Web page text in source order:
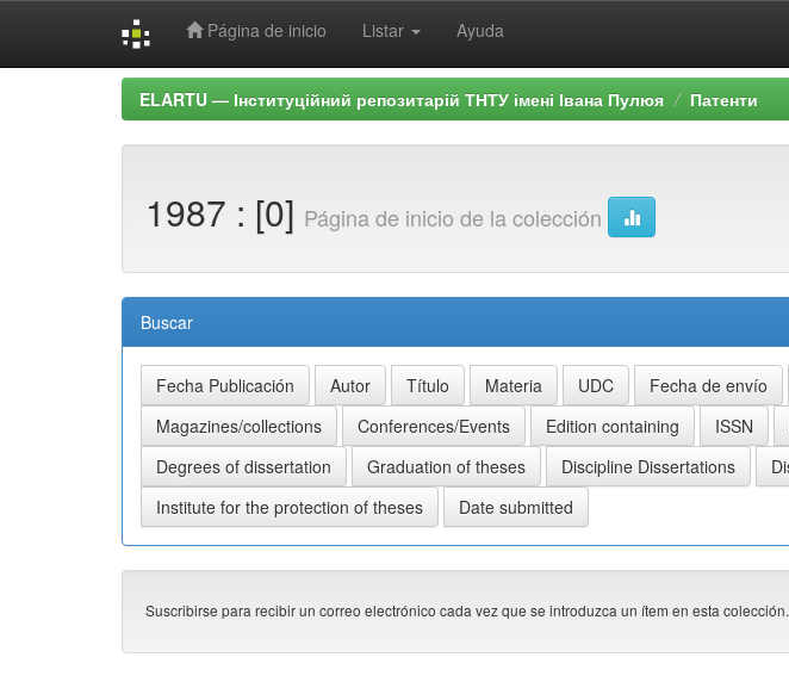
Página de inicio Listar Ayuda
ELARTU — Інституційний репозитарій ТНТУ імені Івана Пулюя Патенти
1987 : [0] Página de inicio de la colección
Buscar
Suscribirse para recibir un correo electrónico cada vez que se introduzca un ítem en esta colección.